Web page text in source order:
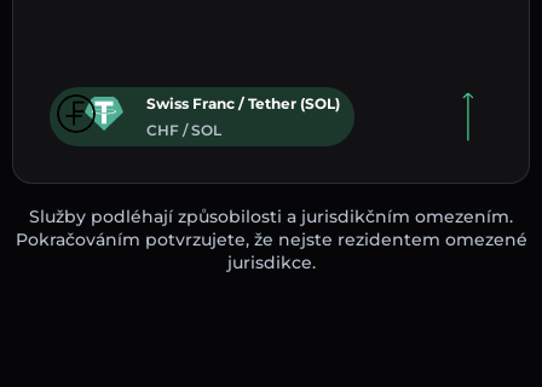
Swiss Franc / Tether (SOL)
CHF / SOL
Služby podléhají způsobilosti a jurisdikčním omezením.
Pokračováním potvrzujete, že nejste rezidentem omezené
jurisdikce.